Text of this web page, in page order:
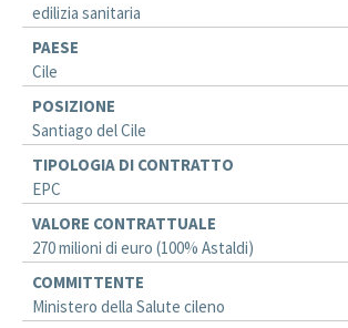
edilizia sanitaria
PAESE
Cile
POSIZIONE
Santiago del Cile
TIPOLOGIA DI CONTRATTO
EPC
VALORE CONTRATTUALE
270 milioni di euro (100% Astaldi)
COMMITTENTE
Ministero della Salute cileno